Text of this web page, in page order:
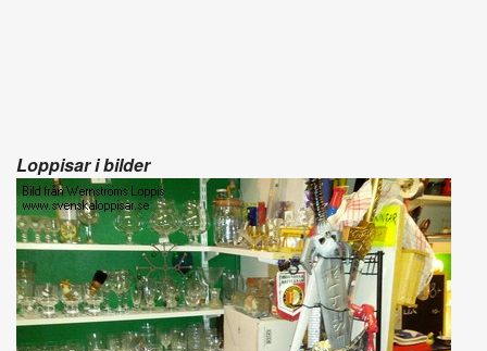
Loppisar i bilder